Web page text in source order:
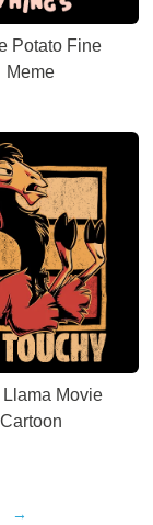
Potato Fine
Meme
Llama Movie
Cartoon
→